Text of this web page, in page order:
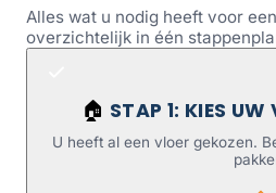
Alles wat u nodig heeft voor
overzichtelijk in één
🏠 STAP 1: KIES UW
U heeft al een vloer gekozen.